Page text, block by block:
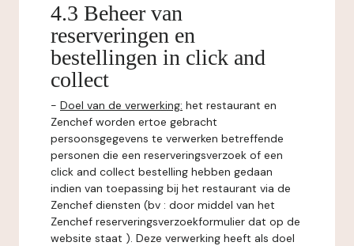
4.3 Beheer van
reserveringen en
bestellingen in click and
collect
- Doel van de verwerking: het restaurant en
Zenchef worden ertoe gebracht
persoonsgegevens te verwerken betreffende
personen die een reserveringsverzoek of een
click and collect bestelling hebben gedaan
indien van toepassing bij het restaurant via de
Zenchef diensten (bv : door middel van het
Zenchef reserveringsverzoekformulier dat op de
website staat ). Deze verwerking heeft als doel